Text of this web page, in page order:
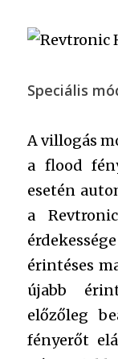
Speciális
A villogás
a flood
esetén
a
érintéses
újabb
előzőleg
fényerőt